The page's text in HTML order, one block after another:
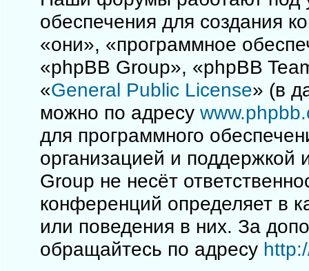
обеспечения для создания
«они», «программное
«phpBB Group», «phpBB
«General Public License» (в
можно по адресу
для программного
организацией и поддержкой
Group не несёт
конференций определяет в
или поведения в них. За
обращайтесь по адресу